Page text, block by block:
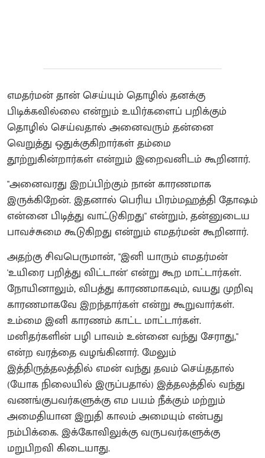
எமதர்மன் தான் செய்யும் தொழில் தனக்கு
பிடிக்கவில்லை என்றும் உயிர்களைப் பறிக்கும்
தொழில் செய்வதால் அனைவரும் தன்னை
வெறுத்து ஒதுக்குகிறார்கள் தம்மை
தூற்றுகின்றார்கள் என்றும் இறைவனிடம் கூறினார்‌.
"அனைவரது இறப்பிற்கும் நான் காரணமாக
இருக்கிறேன். இதனால் பெரிய பிரம்மஹத்தி தோஷம்
என்னை பிடித்து வாட்டுகிறது" என்றும், தன்னுடைய
பாவச்சுமை கூடுகிறது என்றும் எமதர்மன் கூறினார்.
அதற்கு சிவபெருமான், "இனி யாரும் எமதர்மன்
'உயிரை பறித்து விட்டான்' என்று கூற மாட்டார்கள்.
நோயினாலும், விபத்து காரணமாகவும், வயது முறிவு
காரணமாகவே இறந்தார்கள் என்று கூறுவார்கள்.
உம்மை இனி காரணம் காட்ட மாட்டார்கள்.
மனிதர்களின் பழி பாவம் உன்னை வந்து சேராது,"
என்ற வரத்தை வழங்கினார். மேலும்
இத்திருத்தலத்தில் எமன் வந்து தவம் செய்ததால்
(யோக நிலையில் இருப்பதால்) இத்தலத்தில் வந்து
வணங்குபவர்களுக்கு எம பயம் நீக்கும் மற்றும்
அமைதியான இறுதி காலம் அமையும் என்பது
நம்பிக்கை. இக்கோவிலுக்கு வருபவர்களுக்கு
மறுபிறவி கிடையாது.